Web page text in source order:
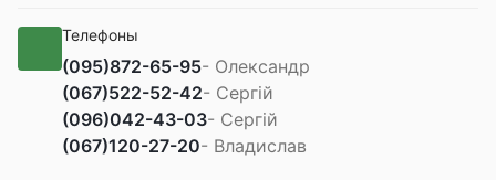
Телефоны
(095)872-65-95- Олександр
(067)522-52-42- Сергій
(096)042-43-03- Сергій
(067)120-27-20- Владислав